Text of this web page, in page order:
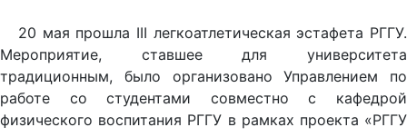
20 мая прошла III легкоатлетическая эстафета РГГУ.
Мероприятие, ставшее для университета
традиционным, было организовано Управлением по
работе со студентами совместно с кафедрой
физического воспитания РГГУ в рамках проекта «РГГУ